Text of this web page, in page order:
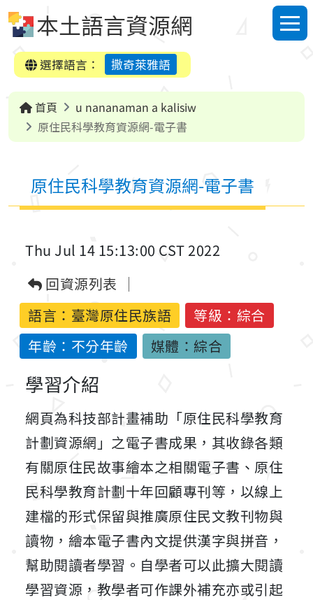
本土語言資源網
選單
選擇語言：
撒奇萊雅語
首頁
u nananaman a kalisiw
原住民科學教育資源網-電子書
原住民科學教育資源網-電子書
Thu Jul 14 15:13:00 CST 2022
回資源列表
語言： 臺灣原住民族語
等級：綜合
年齡：不分年齡
媒體：綜合
學習介紹
網頁為科技部計畫補助「原住民科學教育
計劃資源網」之電子書成果，其收錄各類
有關原住民故事繪本之相關電子書、原住
民科學教育計劃十年回顧專刊等，以線上
建檔的形式保留與推廣原住民文教刊物與
讀物，繪本電子書內文提供漢字與拼音，
幫助閱讀者學習。自學者可以此擴大閱讀
學習資源，教學者可作課外補充亦或引起